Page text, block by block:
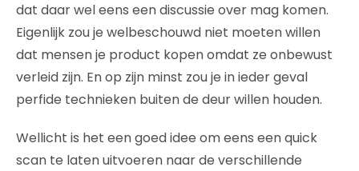
dat daar wel eens een discussie over mag komen.
Eigenlijk zou je welbeschouwd niet moeten willen
dat mensen je product kopen omdat ze onbewust
verleid zijn. En op zijn minst zou je in ieder geval
perfide technieken buiten de deur willen houden.
Wellicht is het een goed idee om eens een quick
scan te laten uitvoeren naar de verschillende